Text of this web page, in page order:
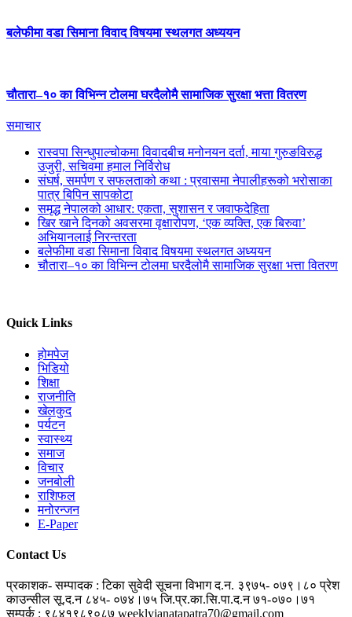
बलेफीमा वडा सिमाना विवाद विषयमा स्थलगत अध्ययन
चौतारा–१० का विभिन्न टोलमा घरदैलोमै सामाजिक सुरक्षा भत्ता वितरण
समाचार
रास्वपा सिन्धुपाल्चोकमा विवादबीच मनोनयन दर्ता, माया गुरुङविरुद्ध
उजुरी, सचिवमा हमाल निर्विरोध
संघर्ष, समर्पण र सफलताको कथा : प्रवासमा नेपालीहरूको भरोसाका
पात्र बिपिन सापकोटा
समृद्ध नेपालको आधार: एकता, सुशासन र जवाफदेहिता
खिर खाने दिनको अवसरमा वृक्षारोपण, ‘एक व्यक्ति, एक बिरुवा’
अभियानलाई निरन्तरता
बलेफीमा वडा सिमाना विवाद विषयमा स्थलगत अध्ययन
चौतारा–१० का विभिन्न टोलमा घरदैलोमै सामाजिक सुरक्षा भत्ता वितरण
Quick Links
होमपेज
भिडियो
शिक्षा
राजनीति
खेलकुद
पर्यटन
स्वास्थ्य
समाज
विचार
जनबोली
राशिफल
मनोरन्जन
E-Paper
Contact Us
प्रकाशक- सम्पादक : टिका सुवेदी सूचना विभाग द.न. ३९७५- ०७९।८० प्रेश
काउन्सील सू.द.न ८४५- ०७४।७५ जि.प्र.का.सि.पा.द.न ७१-०७०।७१
सम्पर्क : ९८४१९८९०८७ weeklyjanatapatra70@gmail.com